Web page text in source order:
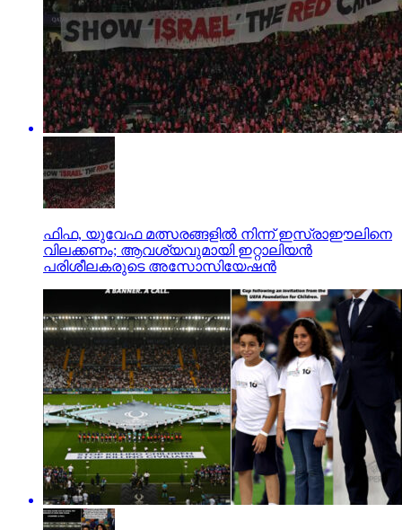
ഫിഫ, യുവേഫ മത്സരങ്ങളില്‍ നിന്ന് ഇസ്രാഈലിനെ
വിലക്കണം; ആവശ്യവുമായി ഇറ്റാലിയന്‍
പരിശീലകരുടെ അസോസിയേഷന്‍